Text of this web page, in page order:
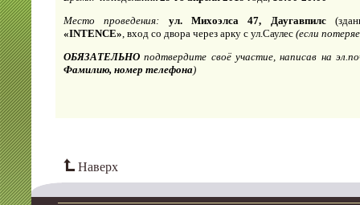
Место проведения:
ул. Михоэлса 47, Даугавпилс
«INTENCE» , вход со двора через арку с ул.Саулес (если
ОБЯЗАТЕЛЬНО подтвердите своё участие, написав на
Фамилию, номер телефона)
Наверх